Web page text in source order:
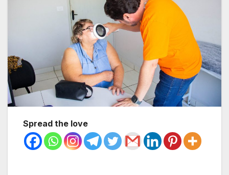
Spread the love